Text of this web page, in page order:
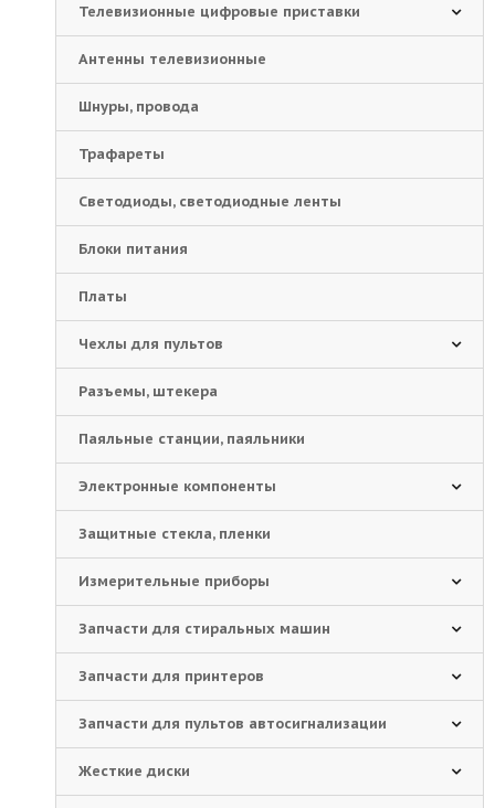
Телевизионные цифровые приставки
Антенны телевизионные
Шнуры, провода
Трафареты
Светодиоды, светодиодные ленты
Блоки питания
Платы
Чехлы для пультов
Разъемы, штекера
Паяльные станции, паяльники
Электронные компоненты
Защитные стекла, пленки
Измерительные приборы
Запчасти для стиральных машин
Запчасти для принтеров
Запчасти для пультов автосигнализации
Жесткие диски